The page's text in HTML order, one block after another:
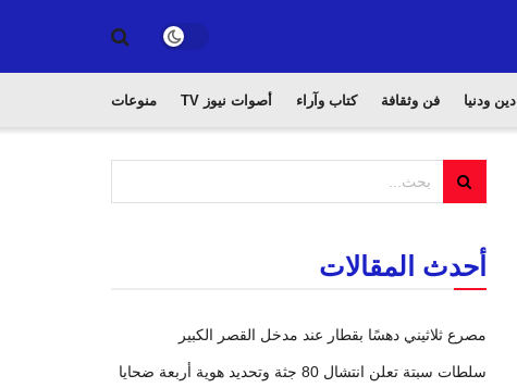
دين ودنيا فن وثقافة كتاب وآراء أصوات نيوز TV منوعات
أحدث المقالات
مصرع ثلاثيني دهسًا بقطار عند مدخل القصر الكبير
سلطات سبتة تعلن انتشال 80 جثة وتحديد هوية أربعة ضحايا